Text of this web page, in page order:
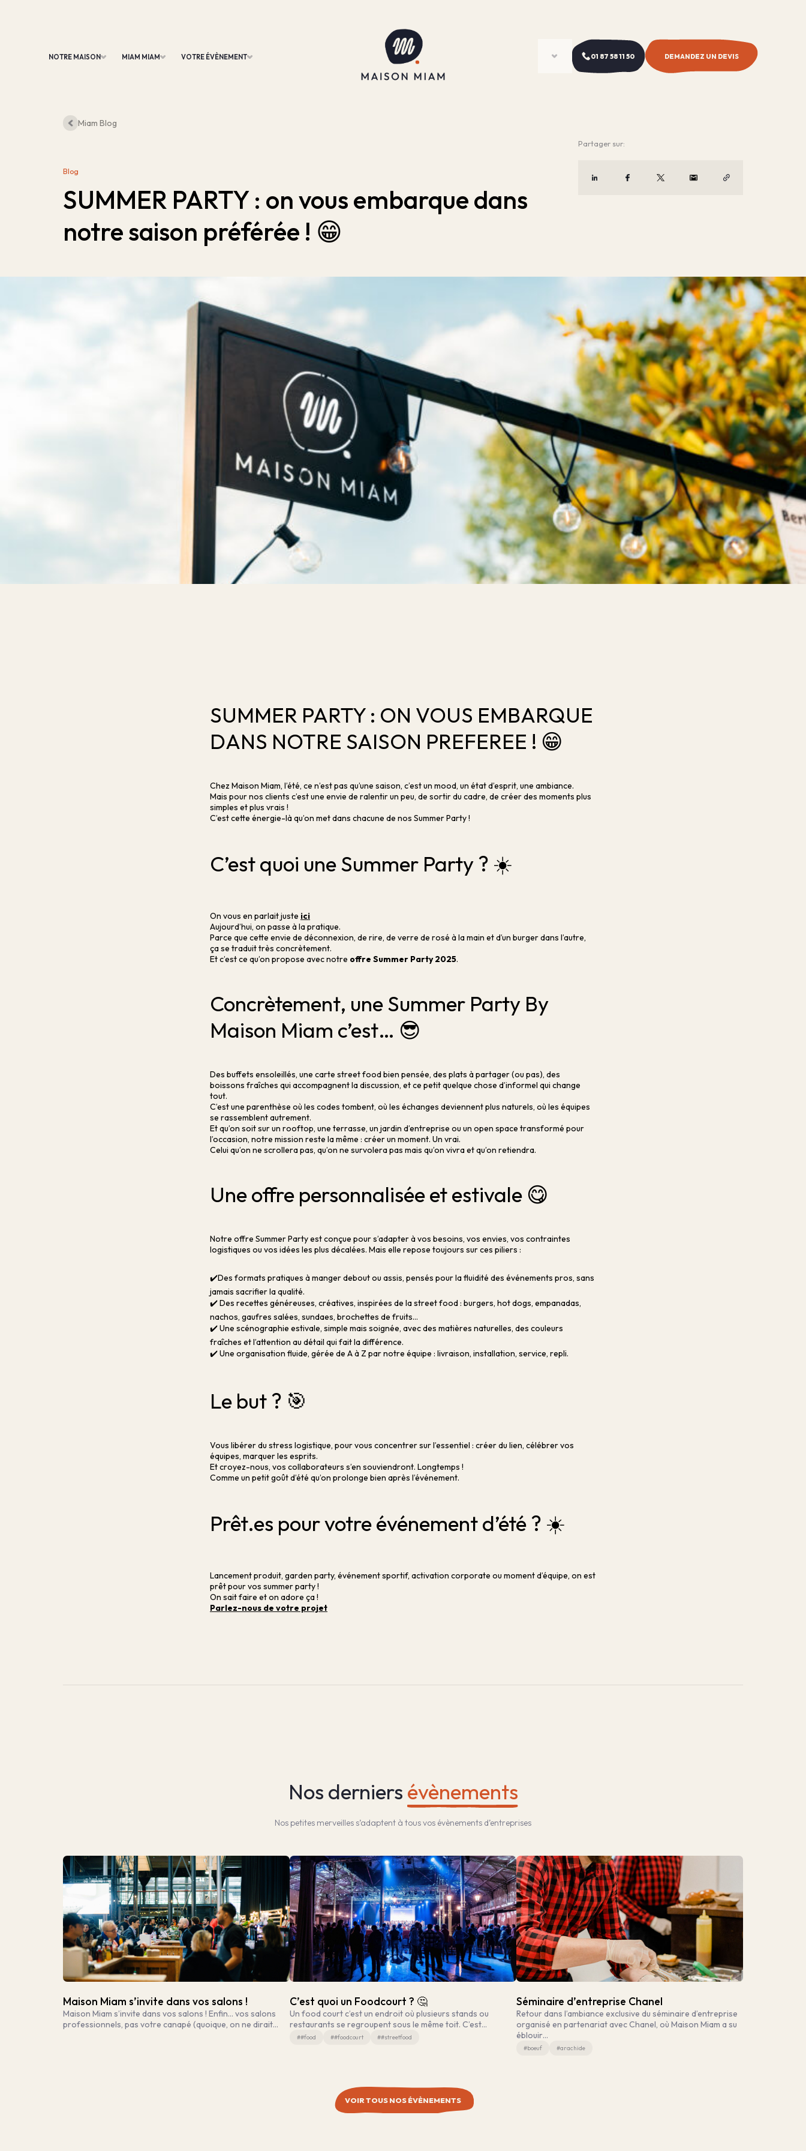
NOTRE MAISON MIAM MIAM VOTRE ÉVÈNEMENT 01 87 58 11 50 DEMANDEZ UN DEVIS
Miam Blog
Blog
SUMMER PARTY : on vous embarque dans
notre saison préférée ! 😁
Partager sur:
SUMMER PARTY : ON VOUS EMBARQUE
DANS NOTRE SAISON PREFEREE ! 😁
Chez Maison Miam, l’été, ce n’est pas qu’une saison, c’est un mood, un état d’esprit, une ambiance.
Mais pour nos clients c’est une envie de ralentir un peu, de sortir du cadre, de créer des moments plus
simples et plus vrais !
C’est cette énergie-là qu’on met dans chacune de nos Summer Party !
C’est quoi une Summer Party ? ☀️
On vous en parlait juste ici
Aujourd’hui, on passe à la pratique.
Parce que cette envie de déconnexion, de rire, de verre de rosé à la main et d’un burger dans l’autre,
ça se traduit très concrètement.
Et c’est ce qu’on propose avec notre offre Summer Party 2025.
Concrètement, une Summer Party By
Maison Miam c’est… 😎
Des buffets ensoleillés, une carte street food bien pensée, des plats à partager (ou pas), des
boissons fraîches qui accompagnent la discussion, et ce petit quelque chose d’informel qui change
tout.
C’est une parenthèse où les codes tombent, où les échanges deviennent plus naturels, où les équipes
se rassemblent autrement.
Et qu’on soit sur un rooftop, une terrasse, un jardin d’entreprise ou un open space transformé pour
l’occasion, notre mission reste la même : créer un moment. Un vrai.
Celui qu’on ne scrollera pas, qu’on ne survolera pas mais qu’on vivra et qu’on retiendra.
Une offre personnalisée et estivale 😋
Notre offre Summer Party est conçue pour s’adapter à vos besoins, vos envies, vos contraintes
logistiques ou vos idées les plus décalées. Mais elle repose toujours sur ces piliers :
✔️Des formats pratiques à manger debout ou assis, pensés pour la fluidité des événements pros, sans
jamais sacrifier la qualité.
✔️ Des recettes généreuses, créatives, inspirées de la street food : burgers, hot dogs, empanadas,
nachos, gaufres salées, sundaes, brochettes de fruits…
✔️ Une scénographie estivale, simple mais soignée, avec des matières naturelles, des couleurs
fraîches et l’attention au détail qui fait la différence.
✔️ Une organisation fluide, gérée de A à Z par notre équipe : livraison, installation, service, repli.
Le but ? 🎯
Vous libérer du stress logistique, pour vous concentrer sur l’essentiel : créer du lien, célébrer vos
équipes, marquer les esprits.
Et croyez-nous, vos collaborateurs s’en souviendront. Longtemps !
Comme un petit goût d’été qu’on prolonge bien après l’événement.
Prêt.es pour votre événement d’été ? ☀️
Lancement produit, garden party, événement sportif, activation corporate ou moment d’équipe, on est
prêt pour vos summer party !
On sait faire et on adore ça !
Parlez-nous de votre projet
Nos derniers évènements
Nos petites merveilles s’adaptent à tous vos évènements d’entreprises
Maison Miam s’invite dans vos salons !
Maison Miam s’invite dans vos salons ! Enfin… vos salons
professionnels, pas votre canapé (quoique, on ne dirait…
C’est quoi un Foodcourt ? 🤔
Un food court c’est un endroit où plusieurs stands ou
restaurants se regroupent sous le même toit. C’est…
##food ##foodcourt ##streetfood
Séminaire d’entreprise Chanel
Retour dans l’ambiance exclusive du séminaire d’entreprise
organisé en partenariat avec Chanel, où Maison Miam a su
éblouir…
#boeuf #arachide
VOIR TOUS NOS ÉVÈNEMENTS